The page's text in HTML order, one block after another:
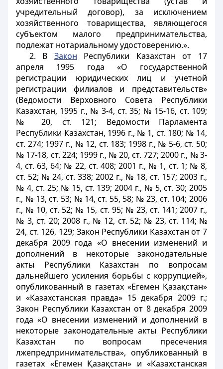
учредительный договор), за исключением
хозяйственного товарищества, являющегося
субъектом малого предпринимательства,
подлежат нотариальному удостоверению.».
2. В Закон
Республики Казахстан от 17
апреля 1995 года «О государственной
регистрации юридических лиц и учетной
регистрации филиалов и представительств»
(Ведомости Верховного Совета Республики
Казахстан, 1995 г., № 3-4, ст. 35; № 15-16, ст. 109;
№ 20, ст. 121; Ведомости Парламента
Республики Казахстан, 1996 г., № 1, ст. 180; № 14,
ст. 274; 1997 г., № 12, ст. 183; 1998 г., № 5-6, ст. 50;
№ 17-18, ст. 224; 1999 г., № 20, ст. 727; 2000 г., № 3-
4, ст. 63, 64; № 22, ст. 408; 2001 г., № 1, ст. 1; № 8,
ст. 52; № 24, ст. 338; 2002 г., № 18, ст. 157; 2003 г.,
№ 4, ст. 25; № 15, ст. 139; 2004 г., № 5, ст. 30; 2005
г., № 13, ст. 53; № 14, ст. 55, 58; № 23, ст. 104; 2006
г., № 10, ст. 52; № 15, ст. 95; № 23, ст. 141; 2007 г.,
№ 3, ст. 20; 2008 г., № 12, ст. 52; № 23, ст. 114; №
24, ст. 126, 129; Закон Республики Казахстан от 7
декабря 2009 года «О внесении изменений и
дополнений в некоторые законодательные
акты Республики Казахстан по вопросам
дальнейшего усиления борьбы с коррупцией»,
опубликованный в газетах «Егемен Қазақстан»
и «Казахстанская правда» 15 декабря 2009 г.;
Закон Республики Казахстан от 8 декабря 2009
года «О внесении изменений и дополнений в
некоторые законодательные акты Республики
Казахстан по вопросам пресечения
лжепредпринимательства», опубликованный в
газетах «Егемен Қазақстан» и «Казахстанская